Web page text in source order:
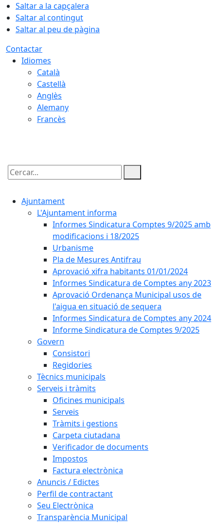
Saltar a la capçalera
Saltar al contingut
Saltar al peu de pàgina
Contactar
Idiomes
Català
Castellà
Anglès
Alemany
Francès
Cercar:
Ajuntament
L'Ajuntament informa
Informes Sindicatura Comptes 9/2025 amb
modificacions i 18/2025
Urbanisme
Pla de Mesures Antifrau
Aprovació xifra habitants 01/01/2024
Informes Sindicatura de Comptes any 2023
Aprovació Ordenança Municipal usos de
l'aigua en situació de sequera
Informes Sindicatura de Comptes any 2024
Informe Sindicatura de Comptes 9/2025
Govern
Consistori
Regidories
Tècnics municipals
Serveis i tràmits
Oficines municipals
Serveis
Tràmits i gestions
Carpeta ciutadana
Verificador de documents
Impostos
Factura electrònica
Anuncis / Edictes
Perfil de contractant
Seu Electrònica
Transparència Municipal